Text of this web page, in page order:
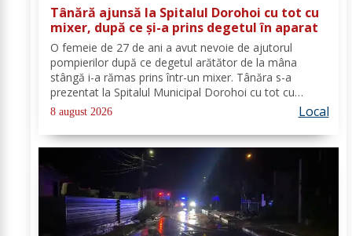
Tânără ajunsă la Spitalul Dorohoi cu tot cu
mixer, după ce și-a prins degetul în aparat
O femeie de 27 de ani a avut nevoie de ajutorul
pompierilor după ce degetul arătător de la mâna
stângă i-a rămas prins într-un mixer. Tânăra s-a
prezentat la Spitalul Municipal Dorohoi cu tot cu
aparatul electrocasnic, iar medicii au solicitat
intervenția salvatorilor. Pompierii din cadrul...
8 august 2026 Local